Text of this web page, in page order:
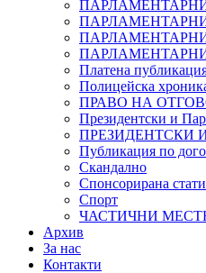
ПАРЛАМЕНТАРНИ
ПАРЛАМЕНТАРНИ
Платена
Полицейска
ПРАВО НА
Президентски и
ПРЕЗИДЕНТСКИ
Публикация по
Скандално
Спонсорирана
Спорт
ЧАСТИЧНИ
Архив
За нас
Контакти